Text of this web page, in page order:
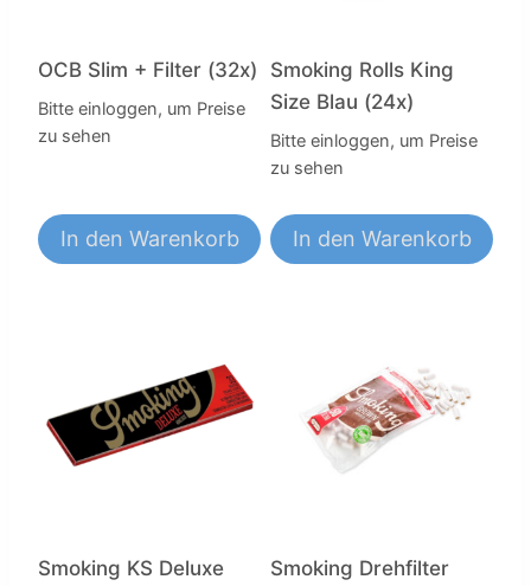
OCB Slim + Filter (32x)
Bitte einloggen, um Preise
zu sehen
In den Warenkorb
Smoking Rolls King
Size Blau (24x)
Bitte einloggen, um Preise
zu sehen
In den Warenkorb
Smoking KS Deluxe
Smoking Drehfilter